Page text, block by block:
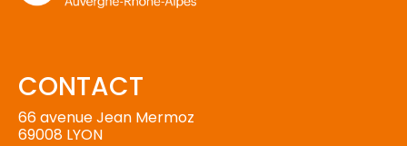
CONTACT
66 avenue Jean Mermoz
69008 LYON